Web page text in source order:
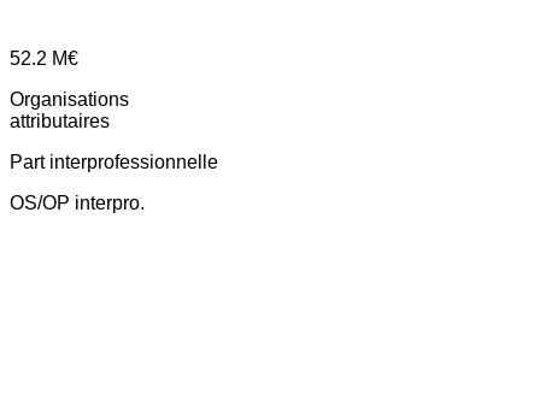
52.2 M€
Organisations
attributaires
Part interprofessionnelle
OS/OP interpro.